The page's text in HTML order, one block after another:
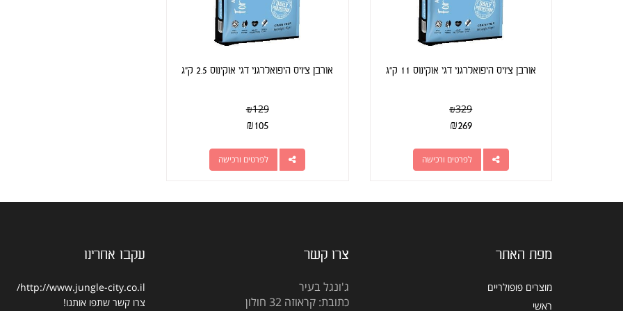
אורבן צ'ויס היפואלרגני דגי אוקינוס 11 ק"ג
₪329
₪269
לפרטים ורכישה
אורבן צ'ויס היפואלרגני דגי אוקינוס 2.5 ק"ג
₪129
₪105
לפרטים ורכישה
מפת האתר
מוצרים פופולריים
ראשי
צרו קשר
ג'ונגל בעיר
כתובת: קראוזה 32 חולון
עקבו אחרינו
http://www.jungle-city.co.il/
צרו קשר שתפו אותנו!